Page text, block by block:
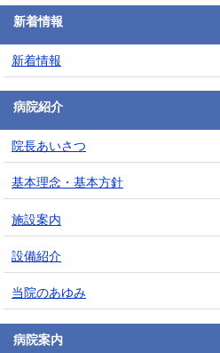
新着情報
新着情報
病院紹介
院長あいさつ
基本理念・基本方針
施設案内
設備紹介
当院のあゆみ
病院案内